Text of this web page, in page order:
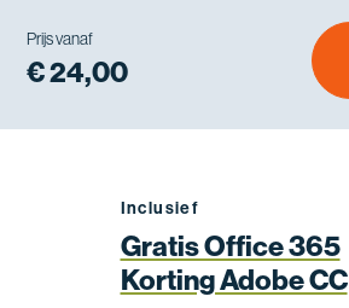
Prijs vanaf
€ 24,00
Inclusief
Gratis Office 365
Korting Adobe CC